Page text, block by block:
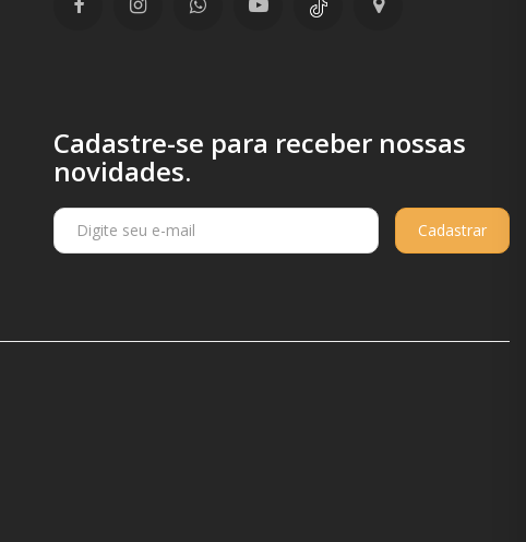
Cadastre-se para receber nossas
novidades.
Cadastrar